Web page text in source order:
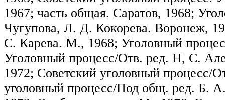
1967; часть общая. Саратов, 1968;
Чугупова, Л. Д. Кокорева. Воронеж,
С. Карева. М., 1968; Уголовный
Уголовный процесс/Отв. ред. Н, С.
1972; Советский уголовный про­цесс/О
уголовный процесс/Под общ. ред. Б.